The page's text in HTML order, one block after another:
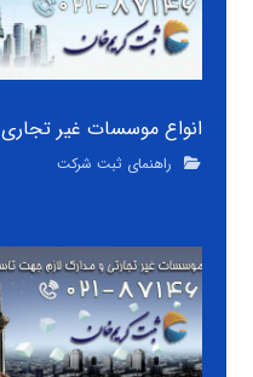
انواع موسسات غیر تجاری
راهنمای ثبت شرکت